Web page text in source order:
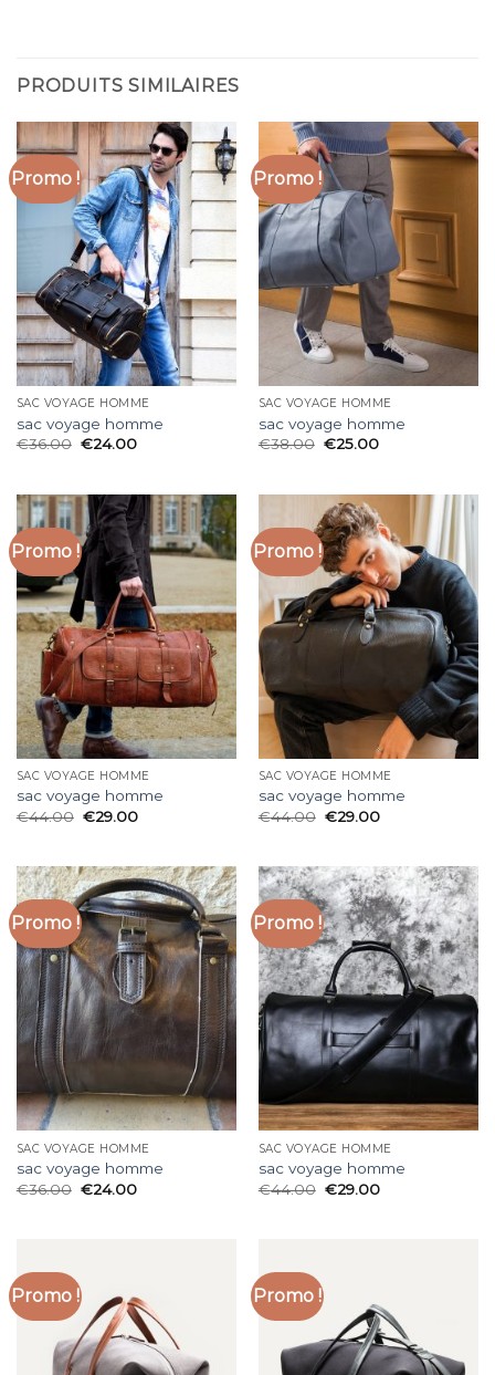
PRODUITS SIMILAIRES
Promo !
SAC VOYAGE HOMME
sac voyage homme
€36.00 €24.00
Promo !
SAC VOYAGE HOMME
sac voyage homme
€38.00 €25.00
Promo !
SAC VOYAGE HOMME
sac voyage homme
€44.00 €29.00
Promo !
SAC VOYAGE HOMME
sac voyage homme
€44.00 €29.00
Promo !
SAC VOYAGE HOMME
sac voyage homme
€36.00 €24.00
Promo !
SAC VOYAGE HOMME
sac voyage homme
€44.00 €29.00
Promo ! Promo !